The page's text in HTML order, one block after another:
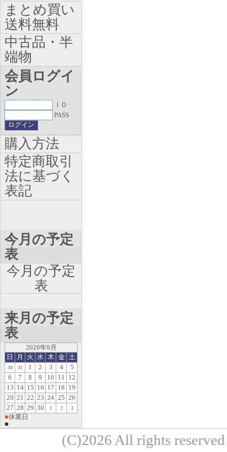
まとめ買い
送料無料
中古品・半
端物
会員ログイ
ン
ＩＤ
PASS
購入方法
特定商取引
法に基づく
表記
今月の予定
表
今月の予定
表
来月の予定
表
2026年9月
日
月 火 水 木 金 土
30 31 1 2 3 4
5
6
7 8 9 10 11
12
13 14 15 16 17 18 19
20 21 22 23 24 25 26
27 28 29 30 1 2 3
■休業日
■
(C)2026 All rights